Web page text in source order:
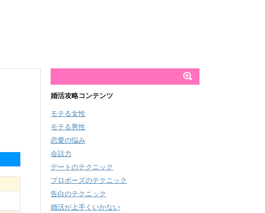
婚活攻略コンテンツ
モテる女性
モテる男性
恋愛の悩み
会話力
デートのテクニック
プロポーズのテクニック
告白のテクニック
婚活が上手くいかない